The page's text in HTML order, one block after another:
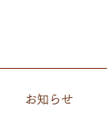
お知らせ